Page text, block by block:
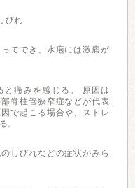
びれ
てでき、水疱には激痛が
と痛みを感じる。 原因は
脊柱管狭窄症などが代表
で起こる場合や、ストレ
。
しびれなどの症状がみら